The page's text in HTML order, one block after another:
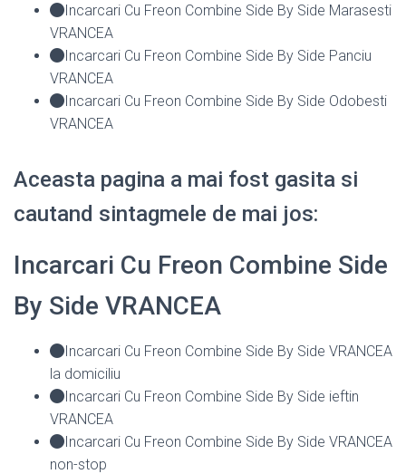
Incarcari Cu Freon Combine Side By Side Marasesti
VRANCEA
Incarcari Cu Freon Combine Side By Side Panciu
VRANCEA
Incarcari Cu Freon Combine Side By Side Odobesti
VRANCEA
Aceasta pagina a mai fost gasita si
cautand sintagmele de mai jos:
Incarcari Cu Freon Combine Side
By Side VRANCEA
Incarcari Cu Freon Combine Side By Side VRANCEA
la domiciliu
Incarcari Cu Freon Combine Side By Side ieftin
VRANCEA
Incarcari Cu Freon Combine Side By Side VRANCEA
non-stop